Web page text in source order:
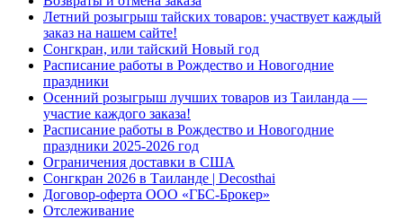
Летний розыгрыш тайских товаров: участвует каждый
заказ на нашем сайте!
Сонгкран, или тайский Новый год
Расписание работы в Рождество и Новогодние
праздники
Осенний розыгрыш лучших товаров из Таиланда —
участие каждого заказа!
Расписание работы в Рождество и Новогодние
праздники 2025-2026 год
Ограничения доставки в США
Сонгкран 2026 в Таиланде | Decosthai
Договор-оферта ООО «ГБС-Брокер»
Отслеживание